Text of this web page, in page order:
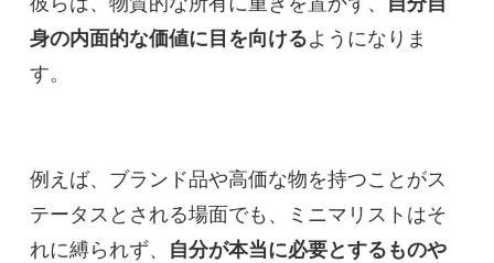
身の内面的な価値に目を向けるようになりま
す。
例えば、ブランド品や高価な物を持つことがス
テータスとされる場面でも、ミニマリストはそ
れに縛られず、
自分が本当に必要とするものや